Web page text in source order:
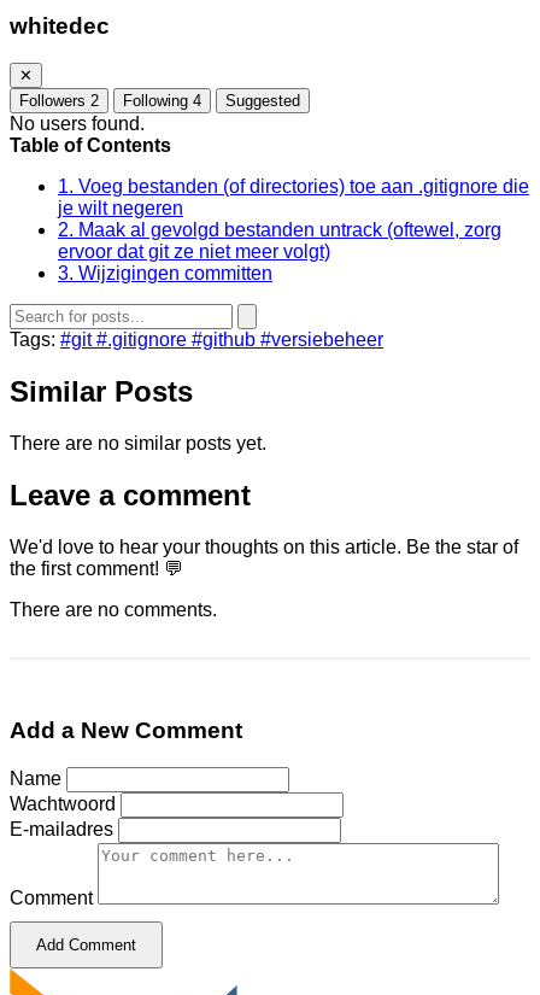
whitedec
✕
Followers 2 Following 4 Suggested
No users found.
Table of Contents
1. Voeg bestanden (of directories) toe aan .gitignore die
je wilt negeren
2. Maak al gevolgd bestanden untrack (oftewel, zorg
ervoor dat git ze niet meer volgt)
3. Wijzigingen committen
Tags: #git#.gitignore #github #versiebeheer
Similar Posts
There are no similar posts yet.
Leave a comment
We'd love to hear your thoughts on this article. Be the star of
the first comment! 💬
There are no comments.
Add a New Comment
Name
Wachtwoord
E-mailadres
Comment
Add Comment